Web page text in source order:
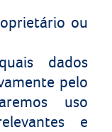
ou
dados
pelo
uso
e